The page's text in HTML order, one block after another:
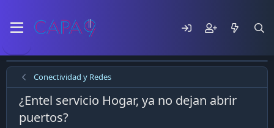
Conectividad y Redes
¿Entel servicio Hogar, ya no dejan abrir
puertos?